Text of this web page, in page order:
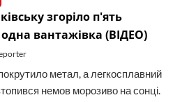
згоріло п'ять
вантажівка (ВІДЕО)
метал, а легкосплавний
немов морозиво на сонці.